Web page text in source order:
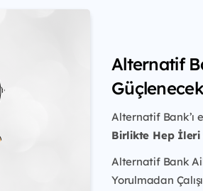
Alternatif
Güçlenecek
Alternatif Bank’ı
Birlikte Hep İleri
Alternatif Bank
Yorulmadan